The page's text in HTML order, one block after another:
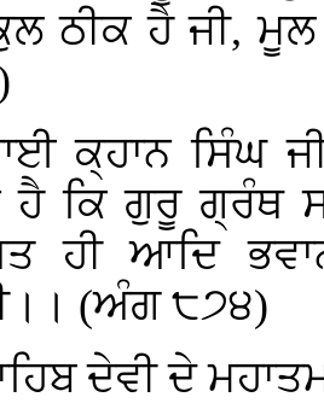
ਠੀਕ ਹੈ ਜੀ,
ਕ੍ਹਾਨ ਸਿੰਘ
ਹੈ ਕਿ ਗੁਰੂ ਗ੍ਰੰਥ
ਹੀ ਆਦਿ
(ਅੰਗ ੮੭੪)
ਦੇਵੀ ਦੇ